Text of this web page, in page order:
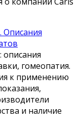
Описания
описания
гомеопатия.
к применению
и наличие